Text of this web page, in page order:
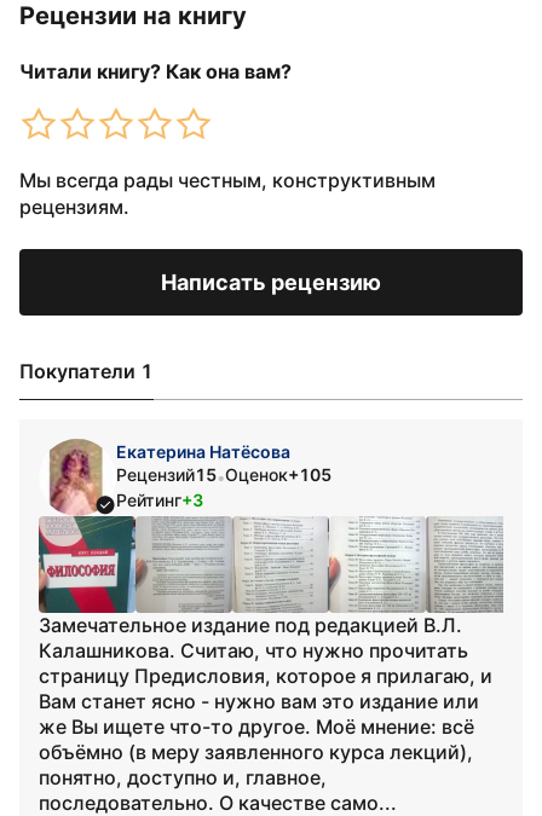
Рецензии на книгу
Читали книгу? Как она вам?
Мы всегда рады честным, конструктивным
рецензиям.
Написать рецензию
Покупатели 1
Екатерина Натёсова
Рецензий15•Оценок+105
Рейтинг+3
Замечательное издание под редакцией В.Л.
Калашникова. Считаю, что нужно прочитать
страницу Предисловия, которое я прилагаю, и
Вам станет ясно - нужно вам это издание или
же Вы ищете что-то другое. Моё мнение: всё
объёмно (в меру заявленного курса лекций),
понятно, доступно и, главное,
последовательно. О качестве само...